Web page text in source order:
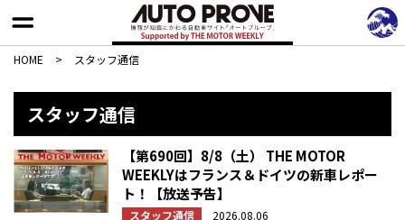
HOME > スタッフ通信
スタッフ通信
【第690回】8/8（土） THE MOTOR
WEEKLYはフランス＆ドイツの新車レポー
ト！【放送予告】
スタッフ通信 2026.08.06